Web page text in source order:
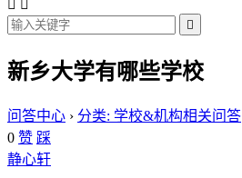
 

新乡大学有哪些学校
问答中心 › 分类: 学校&机构相关问答
0 赞 踩
静心轩